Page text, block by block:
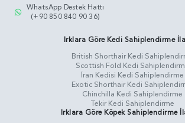
WhatsApp Destek Hattı
(+90 850 840 90 36)
Irklara Göre Kedi Sahiplendirme
British Shorthair Kedi
Scottish Fold Kedi
İran Kedisi Kedi Sahiplendirme
Exotic Shorthair Kedi
Chinchilla Kedi Sahiplendirme
Tekir Kedi Sahiplendirme
Irklara Göre Köpek Sahiplendirme